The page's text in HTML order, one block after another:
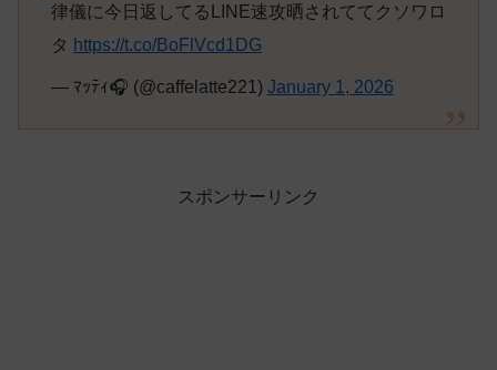
律儀に今日返してるLINE速攻晒されててクソワロ
タ https://t.co/BoFlVcd1DG
— ﾏｯﾃｨ🎧 (@caffelatte221) January 1, 2026
スポンサーリンク